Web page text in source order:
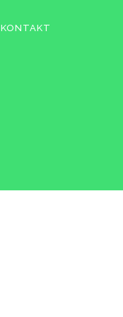
KONTAKT